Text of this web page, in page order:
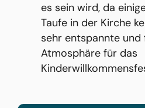
es sein wird, da
Taufe in der Kirche
sehr entspannte und
Atmosphäre für das